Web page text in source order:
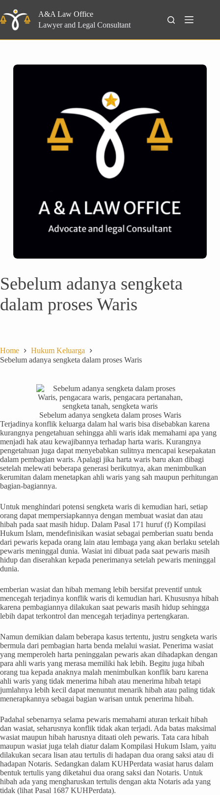
to
content
A&A Law Office
Lawyer and Legal Consultant
Search
Sebelum adanya sengketa
dalam proses Waris
Home
Hukum Keluarga
Sebelum adanya sengketa dalam proses Waris
Sebelum adanya sengketa dalam proses Waris
Terjadinya konflik keluarga dalam hal waris bisa disebabkan karena
kurangnya pengetahuan sehingga ahli waris idak memahami apa yang
menjadi hak atau kewajibannya terhadap harta waris. Kurangnya
pengetahuan juga dapat menyebabkan sulitnya mencapai kesepakatan
dalam pembagian waris. Apalagi jika harta waris baru akan dibagi
setelah melewati beberapa generasi berikutnya, akan menimbulkan
kerumitan dalam menetapkan ahli waris yang sah maupun perhitungan
bagian-bagiannya.
Untuk menghindari potensi sengketa waris di kemudian hari, setiap
orang dapat mempersiapkannya dengan membuat wasiat dan atau
hibah pada saat masih hidup. Dalam Pasal 171 huruf (f) Kompilasi
Hukum Islam, mendefinisikan wasiat sebagai pemberian suatu benda
dari pewaris kepada orang lain atau lembaga yang akan berlaku setelah
pewaris meninggal dunia. Wasiat ini dibuat pada saat pewaris masih
hidup dan diserahkan kepada penerimanya setelah pewaris meninggal
dunia.
emberian wasiat dan hibah memang lebih bersifat preventif untuk
mencegah terjadinya konflik waris di kemudian hari. Khususnya hibah
karena pembagiannya dilakukan saat pewaris masih hidup sehingga
lebih dapat terkontrol dan mencegah terjadinya pertengkaran.
Namun demikian dalam beberapa kasus tertentu, justru sengketa waris
bermula dari pembagian harta benda melalui wasiat. Penerima wasiat
yang memperoleh harta peninggalan pewaris akan dihadapkan dengan
para ahli waris yang merasa memiliki hak lebih. Begitu juga hibah
orang tua kepada anaknya malah menimbulkan konflik baru karena
ahli waris yang tidak menerima hibah atau menerima hibah tetapi
jumlahnya lebih kecil dapat menuntut menarik hibah atau paling tidak
menerapkannya sebagai bagian warisan untuk penerima hibah.
Padahal sebenarnya selama pewaris memahami aturan terkait hibah
dan wasiat, seharusnya konflik tidak akan terjadi. Ada batas maksimal
wasiat maupun hibah harusnya ditaati oleh pewaris. Tata cara hibah
maupun wasiat juga telah diatur dalam Kompilasi Hukum Islam, yaitu
dilakukan secara lisan atau tertulis di hadapan dua orang saksi atau di
hadapan Notaris. Sedangkan dalam KUHPerdata wasiat harus dalam
bentuk tertulis yang diketahui dua orang saksi dan Notaris. Untuk
hibah ada yang mengharuskan tertulis dengan akta Notaris ada yang
tidak (lihat Pasal 1687 KUHPerdata).